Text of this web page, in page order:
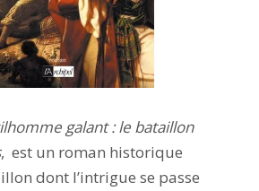
galant : le bataillon
, est un roman historique
dont l’intrigue se passe